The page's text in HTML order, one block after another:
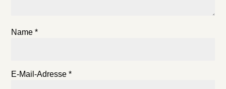
Name*
E-Mail-Adresse*